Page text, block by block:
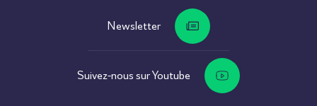
Newsletter
Suivez-nous sur Youtube